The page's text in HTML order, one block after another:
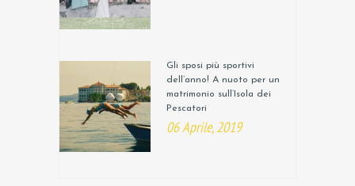
Gli sposi più sportivi
dell’anno! A nuoto per un
matrimonio sull’Isola dei
Pescatori
06 Aprile, 2019